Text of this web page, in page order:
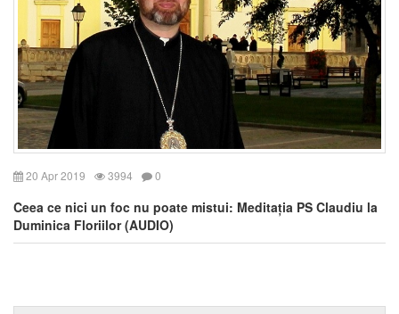
20 Apr 2019 3994 0
Ceea ce nici un foc nu poate mistui: Meditația PS Claudiu la
Duminica Floriilor (AUDIO)